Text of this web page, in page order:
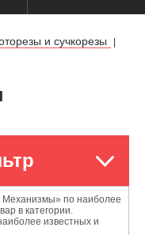
и сучкорезы |
Механизмы» по наиболее
в категории.
известных и